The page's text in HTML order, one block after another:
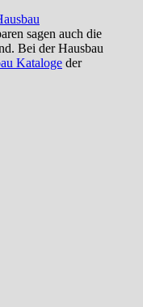
sagen auch die
Bei der Hausbau
Kataloge der